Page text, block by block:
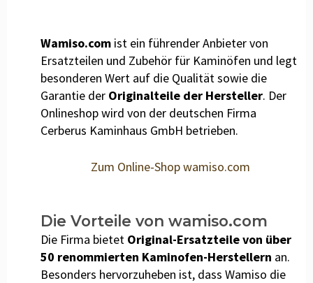
Wamiso.comist ein führender Anbieter von
Ersatzteilen und Zubehör für Kaminöfen und legt
besonderen Wert auf die Qualität sowie die
Garantie der Originalteile der Hersteller. Der
Onlineshop wird von der deutschen Firma
Cerberus Kaminhaus GmbH betrieben.
Zum Online-Shop wamiso.com
Die Vorteile von wamiso.com
Die Firma bietetOriginal-Ersatzteile von über
50 renommierten Kaminofen-Herstellern an.
Besonders hervorzuheben ist, dass Wamiso die